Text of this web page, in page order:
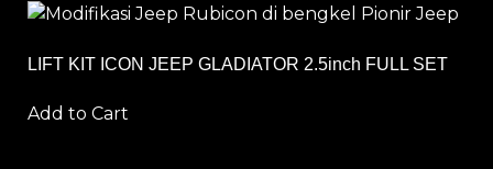
LIFT KIT ICON JEEP GLADIATOR 2.5inch FULL SET
Add to Cart